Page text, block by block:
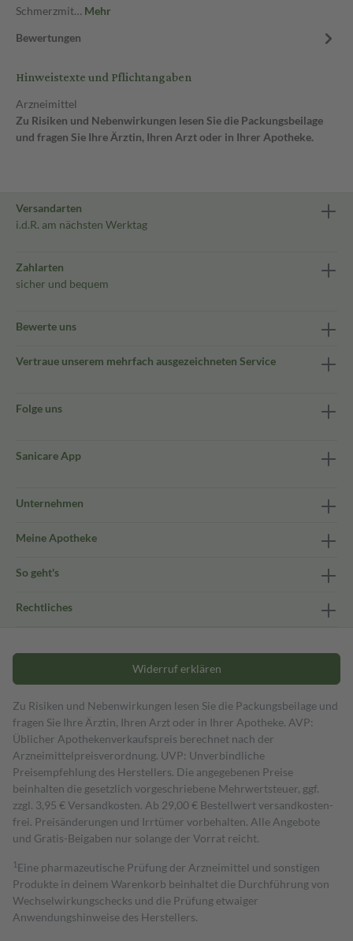
Schmerzmit… Mehr
Bewertungen
Hinweistexte und Pflichtangaben
Arzneimittel
Zu Risiken und Nebenwirkungen lesen Sie die Packungsbeilage
und fragen Sie Ihre Ärztin, Ihren Arzt oder in Ihrer Apotheke.
Versandarten
i.d.R. am nächsten Werktag
Zahlarten
sicher und bequem
Bewerte uns
Vertraue unserem mehrfach ausgezeichneten Service
Folge uns
Sanicare App
Unternehmen
Meine Apotheke
So geht's
Rechtliches
Widerruf erklären
Zu Risiken und Nebenwirkungen lesen Sie die Packungsbeilage und
fragen Sie Ihre Ärztin, Ihren Arzt oder in Ihrer Apotheke. AVP:
Üblicher Apothekenverkaufspreis berechnet nach der
Arzneimittelpreisverordnung. UVP: Unverbindliche
Preisempfehlung des Herstellers. Die angegebenen Preise
beinhalten die gesetzlich vorgeschriebene Mehrwertsteuer, ggf.
zzgl. 3,95 € Versandkosten. Ab 29,00 € Bestell­wert versand­kosten­
frei. Preisänderungen und Irrtümer vorbehalten. Alle Angebote
und Gratis-Beigaben nur solange der Vorrat reicht.
1 Eine pharmazeutische Prüfung der Arzneimittel und sonstigen
Produkte in deinem Warenkorb beinhaltet die Durchführung von
Wechselwirkungschecks und die Prüfung etwaiger
Anwendungshinweise des Herstellers.